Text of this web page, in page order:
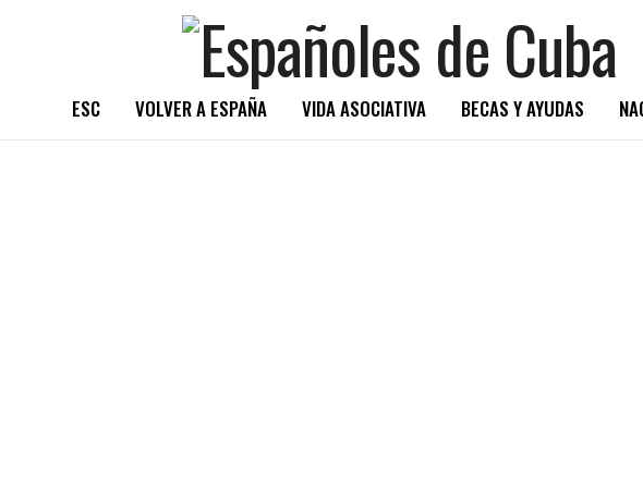
ESC VOLVER A ESPAÑA VIDA ASOCIATIVA BECAS Y AYUDAS